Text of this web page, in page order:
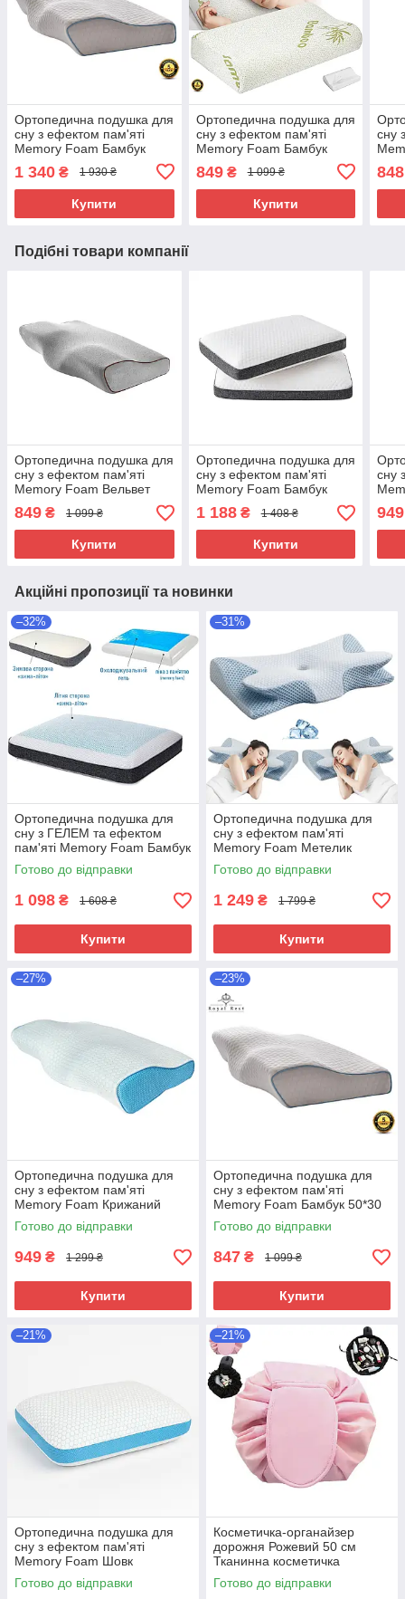
Ортопедична подушка для
сну з ефектом пам'яті
Memory Foam Бамбук
ортопедична подушка
1 340 ₴ 1 930 ₴
Купити
Ортопедична подушка для
сну з ефектом пам'яті
Memory Foam Бамбук
Ортопедична подушка під
голову
849₴ 1 099 ₴
Купити
сну
848
Подібні товари компанії
Ортопедична подушка для
сну з ефектом пам'яті
Memory Foam Вельвет
50*30 см Анатомічна
подушка під голову
849 ₴ 1 099 ₴
Купити
Ортопедична подушка для
сну з ефектом пам'яті
Memory Foam Бамбук
60х40х12 см Подушка з
ортопедичним ефектом
1 188₴ 1 408 ₴
Купити
сну
949
Акційні пропозиції та новинки
–32%
Ортопедична подушка для
сну з ГЕЛЕМ та ефектом
пам'яті Memory Foam Бамбук
50х30х10 см Подушка ЗИМА
- ЛІТО
Готово до відправки
1 098 ₴ 1 608 ₴
Купити
–31%
Ортопедична подушка для
сну з ефектом пам'яті
Memory Foam Метелик
Крижаний шовк 64х35 см
Анатомічна
Готово до відправки
1 249 ₴ 1 799 ₴
Купити
–27%
Ортопедична подушка для
сну з ефектом пам'яті
Memory Foam Крижаний
шовк 50х30 см Анатомічна
подушка для сну
Готово до відправки
949 ₴ 1 299 ₴
Купити
–23%
Ортопедична подушка для
сну з ефектом пам'яті
Memory Foam Бамбук 50*30
см М'яка ортопедична
подушка
Готово до відправки
847 ₴ 1 099 ₴
Купити
–21%
Ортопедична подушка для
сну з ефектом пам'яті
Memory Foam Шовк
50х30х10 см Подушка
анатомічна
Готово до відправки
–21%
Косметичка-органайзер
дорожня Рожевий 50 см
Тканинна косметичка
Косметичка-мішок для
подорожей
Готово до відправки